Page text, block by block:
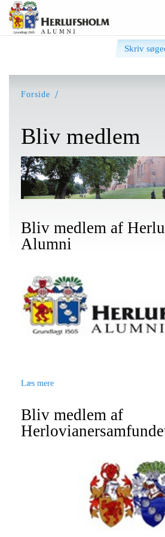
Forside
Bliv medlem
Bliv medlem af
Alumni
Læs mere
Bliv medlem af